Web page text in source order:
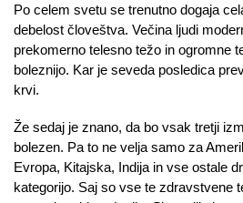
Po celem svetu se trenutno dogaja
debelost človeštva. Večina ljudi
prekomerno telesno težo in ogromne
boleznijo. Kar je seveda posledica
krvi.
Že sedaj je znano, da bo vsak tretji
bolezen. Pa to ne velja samo za
Evropa, Kitajska, Indija in vse ostale
kategorijo. Saj so vse te zdravstvene